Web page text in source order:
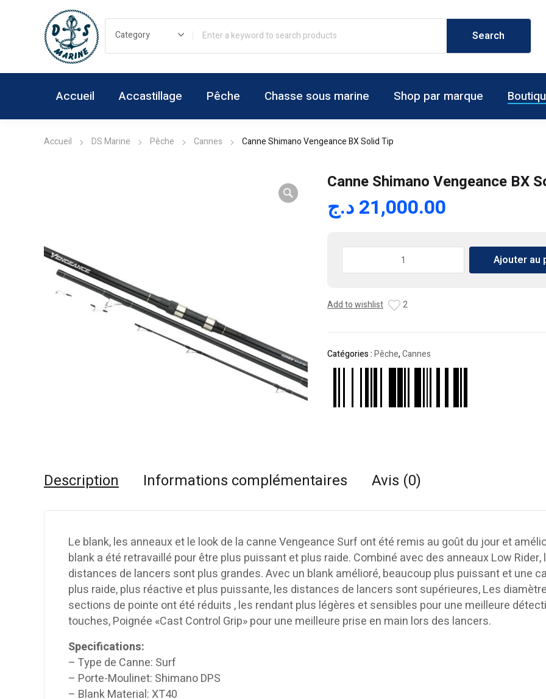
Accueil Accastillage Pêche Chasse sous marine Shop par marque
Accueil DS Marine Pêche Cannes Canne Shimano Vengeance BX Solid Tip
Canne Shimano Vengeance BX
21,000.00د.ج
Vengeance
Ajouter au
Add to wishlist 2
Catégories :Pêche,Cannes
Description Informations complémentaires Avis (0)
Le blank, les anneaux et le look de la canne Vengeance Surf ont été remis au goût du jour et
blank a été retravaillé pour être plus puissant et plus raide. Combiné avec des anneaux Low Rider,
distances de lancers sont plus grandes. Avec un blank amélioré, beaucoup plus puissant et une
plus raide, plus réactive et plus puissante, les distances de lancers sont supérieures, Les
sections de pointe ont été réduits , les rendant plus légères et sensibles pour une meilleure
touches, Poignée «Cast Control Grip» pour une meilleure prise en main lors des lancers.
Specifications:
– Type de Canne: Surf
– Porte-Moulinet: Shimano DPS
– Blank Material: XT40